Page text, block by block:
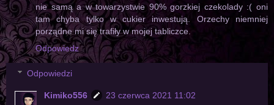
nie samą a w towarzystwie 90% gorzkiej czekolady :( oni
tam chyba tylko w cukier inwestują. Orzechy niemniej
porządne mi się trafiły w mojej tabliczce.
Odpowiedz
Odpowiedzi
Kimiko556
23 czerwca 2021 11:02